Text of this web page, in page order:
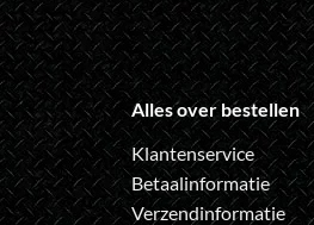
Alles over bestellen
Klantenservice
Betaalinformatie
Verzendinformatie